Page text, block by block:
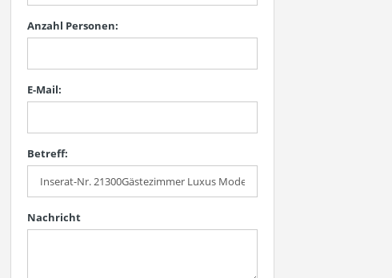
Anzahl Personen:
E-Mail:
Betreff:
Nachricht